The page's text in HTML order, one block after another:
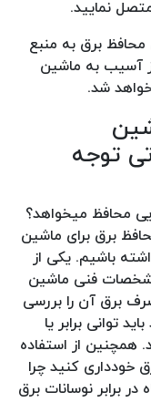
نمایید.
محافظ برق به منبع
آسیب به ماشین
شد.
توجه
محافظ میخواهد؟
برق برای ماشین
باشیم. یکی از
فنی ماشین
برق آن را بررسی
توانی برابر یا
همچنین از استفاده
خودداری کنید چرا
برابر نوسانات برق